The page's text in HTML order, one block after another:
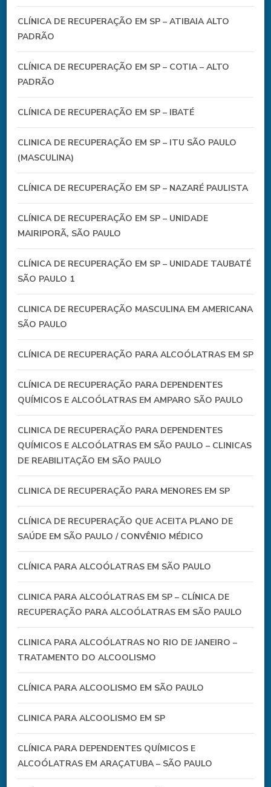
CLÍNICA DE RECUPERAÇÃO EM SP – ATIBAIA ALTO
PADRÃO
CLÍNICA DE RECUPERAÇÃO EM SP – COTIA – ALTO
PADRÃO
CLÍNICA DE RECUPERAÇÃO EM SP – IBATÉ
CLINICA DE RECUPERAÇÃO EM SP – ITU SÃO PAULO
(MASCULINA)
CLÍNICA DE RECUPERAÇÃO EM SP – NAZARÉ PAULISTA
CLÍNICA DE RECUPERAÇÃO EM SP – UNIDADE
MAIRIPORÃ, SÃO PAULO
CLÍNICA DE RECUPERAÇÃO EM SP – UNIDADE TAUBATÉ
SÃO PAULO 1
CLINICA DE RECUPERAÇÃO MASCULINA EM AMERICANA
SÃO PAULO
CLÍNICA DE RECUPERAÇÃO PARA ALCOÓLATRAS EM SP
CLÍNICA DE RECUPERAÇÃO PARA DEPENDENTES
QUÍMICOS E ALCOÓLATRAS EM AMPARO SÃO PAULO
CLINICA DE RECUPERAÇÃO PARA DEPENDENTES
QUÍMICOS E ALCOÓLATRAS EM SÃO PAULO – CLINICAS
DE REABILITAÇÃO EM SÃO PAULO
CLINICA DE RECUPERAÇÃO PARA MENORES EM SP
CLÍNICA DE RECUPERAÇÃO QUE ACEITA PLANO DE
SAÚDE EM SÃO PAULO / CONVÊNIO MÉDICO
CLÍNICA PARA ALCOÓLATRAS EM SÃO PAULO
CLINICA PARA ALCOÓLATRAS EM SP – CLÍNICA DE
RECUPERAÇÃO PARA ALCOÓLATRAS EM SÃO PAULO
CLINICA PARA ALCOÓLATRAS NO RIO DE JANEIRO –
TRATAMENTO DO ALCOOLISMO
CLÍNICA PARA ALCOOLISMO EM SÃO PAULO
CLINICA PARA ALCOOLISMO EM SP
CLÍNICA PARA DEPENDENTES QUÍMICOS E
ALCOÓLATRAS EM ARAÇATUBA – SÃO PAULO